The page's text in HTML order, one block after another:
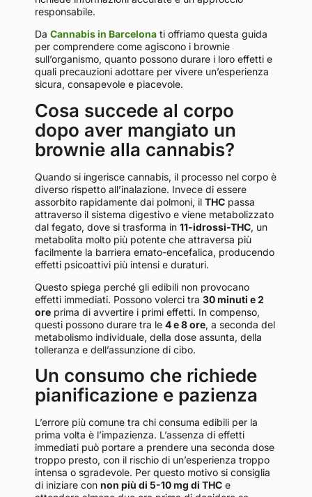
responsabile.
Da Cannabis in Barcelona ti offriamo questa guida
per comprendere come agiscono i brownie
sull’organismo, quanto possono durare i loro effetti e
quali precauzioni adottare per vivere un’esperienza
sicura, consapevole e piacevole.
Cosa succede al corpo
dopo aver mangiato un
brownie alla cannabis?
Quando si ingerisce cannabis, il processo nel corpo è
diverso rispetto all’inalazione. Invece di essere
assorbito rapidamente dai polmoni, il THC passa
attraverso il sistema digestivo e viene metabolizzato
dal fegato, dove si trasforma in 11-idrossi-THC, un
metabolita molto più potente che attraversa più
facilmente la barriera emato-encefalica, producendo
effetti psicoattivi più intensi e duraturi.
Questo spiega perché gli edibili non provocano
effetti immediati. Possono volerci tra 30 minuti e 2
ore prima di avvertire i primi effetti. In compenso,
questi possono durare tra le 4 e 8 ore, a seconda del
metabolismo individuale, della dose assunta, della
tolleranza e dell’assunzione di cibo.
Un consumo che richiede
pianificazione e pazienza
L’errore più comune tra chi consuma edibili per la
prima volta è l’impazienza. L’assenza di effetti
immediati può portare a prendere una seconda dose
troppo presto, con il rischio di un’esperienza troppo
intensa o sgradevole. Per questo motivo si consiglia
di iniziare con non più di 5-10 mg di THC e